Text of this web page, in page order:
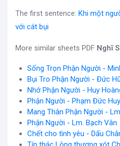
The first sentence: Khi một
với cát bụi
More similar sheets PDF Nghĩ
Sống Trọn Phận Người -
Bụi Tro Phận Người - Đức
Nhớ Phận Người - Huy
Phận Người - Phạm Đức
Mang Thân Phận Người -
Phận Người - Lm. Bạch Vân
Chết cho tình yêu - Dấu